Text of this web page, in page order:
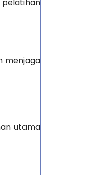
menjaga
utama